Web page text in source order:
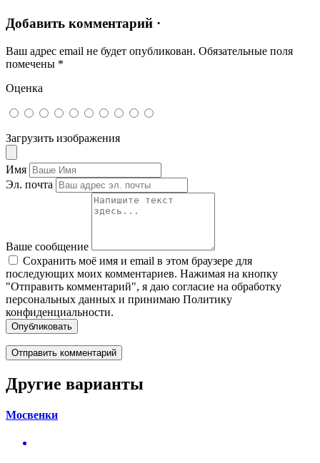
Добавить комментарий ·
Ваш адрес email не будет опубликован. Обязательные поля
помечены *
Оценка
Загрузить изображения
Имя
Эл. почта
Ваше сообщение
Сохранить моё имя и email в этом браузере для
последующих моих комментариев. Нажимая на кнопку
"Отправить комментарий", я даю согласие на обработку
персональных данных и принимаю Политику
конфиденциальности.
Опубликовать
Другие варианты
Мосвенки